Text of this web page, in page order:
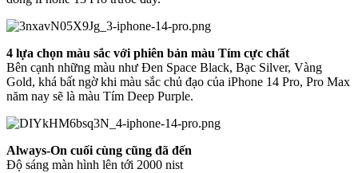
4 lựa chọn màu sắc với phiên bản màu Tím cực chất
Bên cạnh những màu như Đen Space Black, Bạc Silver, Vàng
Gold, khá bất ngờ khi màu sắc chủ đạo của iPhone 14 Pro, Pro Max
năm nay sẽ là màu Tím Deep Purple.
Always-On cuối cùng cũng đã đến
Độ sáng màn hình lên tới 2000 nist